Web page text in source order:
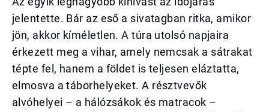
jelentette. Bár az eső a sivatagban ritka, amikor
jön, akkor kíméletlen. A túra utolsó napjaira
érkezett meg a vihar, amely nemcsak a sátrakat
tépte fel, hanem a földet is teljesen eláztatta,
elmosva a táborhelyeket. A résztvevők
alvóhelyei – a hálózsákok és matracok –